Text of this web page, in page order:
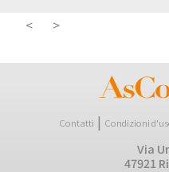
< page
>
Contatti | Condizioni
Via
47921